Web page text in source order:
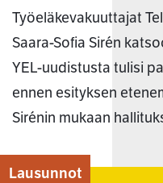
Työeläkevakuuttajat
Saara-Sofia Sirén
YEL-uudistusta tulisi
ennen esityksen
Sirénin mukaan
Lausunnot